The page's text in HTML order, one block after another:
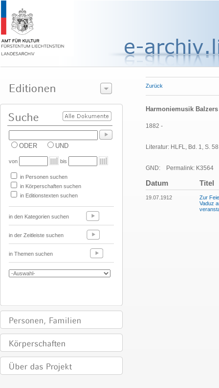
ODER UND
von bis
in Personen suchen
in Körperschaften suchen
in Editionstexten suchen
in den Kategorien suchen
in der Zeitleiste suchen
in Themen suchen
Zurück
Harmoniemusik Balzers
1882 -
Literatur: HLFL, Bd. 1, S.
GND: Permalink: K3564
Datum Titel
19.07.1912
Zur
Vaduz